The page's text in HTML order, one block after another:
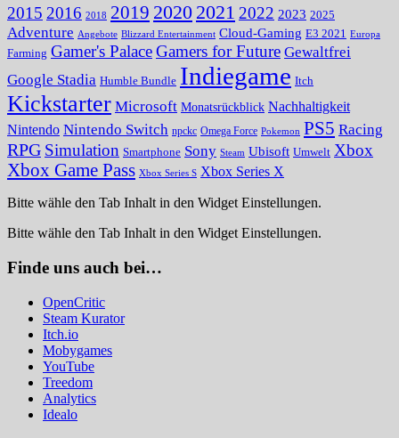
2015 2016 2018 2019 2020 2021 2022 2023 2025
Adventure Angebote Blizzard Entertainment Cloud-Gaming E3 2021 Europa
Farming Gamer's PalaceGamers for Future Gewaltfrei
Google Stadia Humble Bundle Indiegame Itch
Kickstarter Microsoft Monatsrückblick Nachhaltigkeit
Nintendo Nintendo Switch npckc Omega Force Pokemon PS5 Racing
RPG Simulation Smartphone Sony Steam Ubisoft Umwelt Xbox
Xbox Game Pass Xbox Series S Xbox Series X
Bitte wähle den Tab Inhalt in den Widget Einstellungen.
Bitte wähle den Tab Inhalt in den Widget Einstellungen.
Finde uns auch bei…
OpenCritic
Steam Kurator
Itch.io
Mobygames
YouTube
Treedom
Analytics
Idealo